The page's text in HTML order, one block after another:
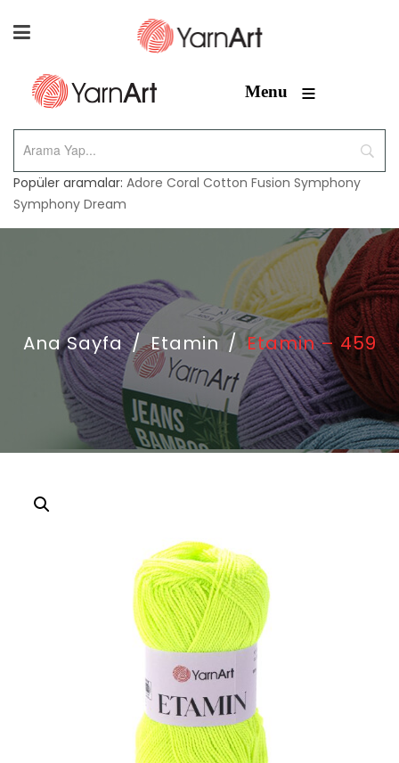
Menu ≡
Popüler aramalar: Adore Coral Cotton Fusion Symphony
Symphony Dream
Ana Sayfa / Etamin / Etamin – 459